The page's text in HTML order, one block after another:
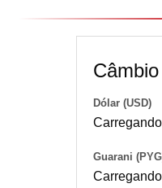
Câmbio
Dólar (USD)
Guarani